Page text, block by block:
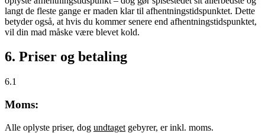
langt de fleste gange er maden klar til afhentningstidspunktet. Dette
betyder også, at hvis du kommer senere end afhentningstidspunktet,
vil din mad måske være blevet kold.
6. Priser og betaling
6.1
Moms:
Alle oplyste priser, dog undtaget gebyrer, er inkl. moms.